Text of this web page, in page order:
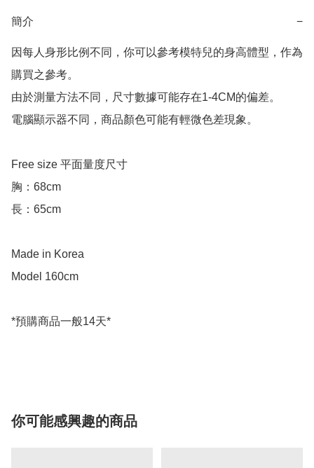
簡介 −
因每人身形比例不同，你可以參考模特兒的身高體型，作為
購買之參考。
由於測量方法不同，尺寸數據可能存在1-4CM的偏差。
電腦顯示器不同，商品顏色可能有輕微色差現象。
Free size 平面量度尺寸
胸：68cm
長：65cm
Made in Korea
Model 160cm
*預購商品一般14天*
你可能感興趣的商品